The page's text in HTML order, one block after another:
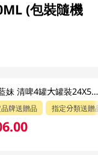
(包裝隨機
原箱藍妹 清啤4罐大罐裝24X500ML
牌送贈品 指定分類送贈